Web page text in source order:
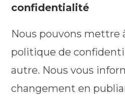
confidentialité
Nous pouvons mettre
politique de
autre. Nous vous
changement en